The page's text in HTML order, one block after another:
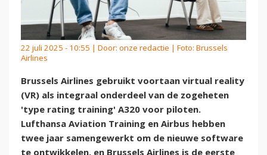
22 juli 2025 - 10:55 | Door: onze redactie | Foto: Brussels
Airlines
Brussels Airlines gebruikt voortaan virtual reality
(VR) als integraal onderdeel van de zogeheten
'type rating training' A320 voor piloten.
Lufthansa Aviation Training en Airbus hebben
twee jaar samengewerkt om de nieuwe software
te ontwikkelen, en Brussels Airlines is de eerste